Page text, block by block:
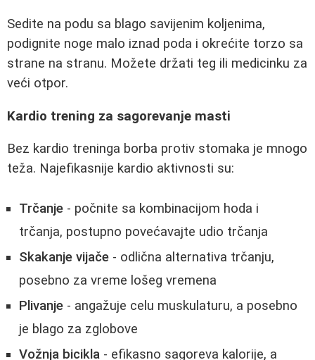
Sedite na podu sa blago savijenim koljenima,
podignite noge malo iznad poda i okrećite torzo sa
strane na stranu. Možete držati teg ili medicinku za
veći otpor.
Kardio trening za sagorevanje masti
Bez kardio treninga borba protiv stomaka je mnogo
teža. Najefikasnije kardio aktivnosti su:
Trčanje - počnite sa kombinacijom hoda i
trčanja, postupno povećavajte udio trčanja
Skakanje vijače - odlična alternativa trčanju,
posebno za vreme lošeg vremena
Plivanje - angažuje celu muskulaturu, a posebno
je blago za zglobove
Vožnja bicikla - efikasno sagoreva kalorije, a